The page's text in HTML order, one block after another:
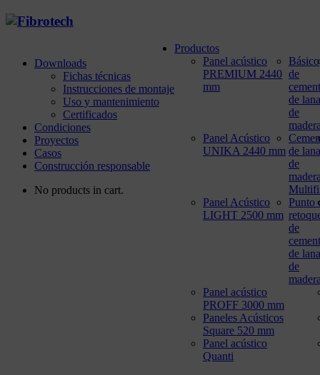
Downloads
Fichas técnicas
Instrucciones de montaje
Uso y mantenimiento
Certificados
Condiciones
Proyectos
Casos
Construcción responsable
No products in cart.
Productos
Panel acústico
PREMIUM 2440
mm
Panel Acústico
UNIKA 2440 mm
Panel Acústico
LIGHT 2500 mm
Panel acústico
PROFF 3000 mm
Paneles Acústicos
Square 520 mm
Panel acústico
Quanti
Básico
de
de lana
de
de lana
de
Punto
de
de lana
de